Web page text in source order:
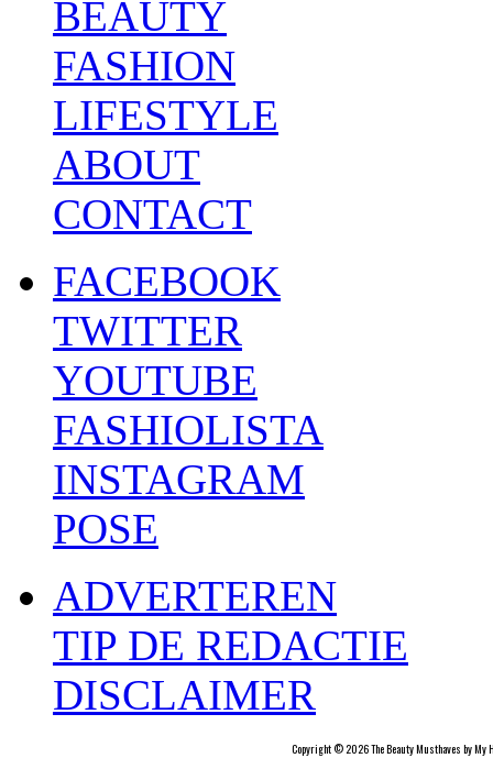
BEAUTY
FASHION
LIFESTYLE
ABOUT
CONTACT
FACEBOOK
TWITTER
YOUTUBE
FASHIOLISTA
INSTAGRAM
POSE
ADVERTEREN
TIP DE REDACTIE
DISCLAIMER
Copyright © 2026 The Beauty Musthaves by My